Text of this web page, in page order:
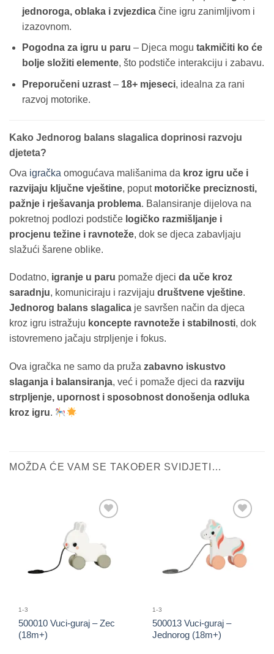
jednoroga, oblaka i zvjezdicačine igru zanimljivom i
izazovnom.
Pogodna za igru u paru – Djeca mogu takmičiti ko će
bolje složiti elemente, što podstiče interakciju i zabavu.
Preporučeni uzrast– 18+ mjeseci, idealna za rani
razvoj motorike.
Kako Jednorog balans slagalica doprinosi razvoju
djeteta?
Ova igračka omogućava mališanima da kroz igru uče i
razvijaju ključne vještine, poput motoričke preciznosti,
pažnje i rješavanja problema. Balansiranje dijelova na
pokretnoj podlozi podstiče logičko razmišljanje i
procjenu težine i ravnoteže, dok se djeca zabavljaju
slažući šarene oblike.
Dodatno, igranje u paru pomaže djeci da uče kroz
saradnju, komuniciraju i razvijaju društvene vještine.
Jednorog balans slagalica je savršen način da djeca
kroz igru istražuju koncepte ravnoteže i stabilnosti, dok
istovremeno jačaju strpljenje i fokus.
Ova igračka ne samo da pruža zabavno iskustvo
slaganja i balansiranja, već i pomaže djeci da razviju
strpljenje, upornost i sposobnost donošenja odluka
kroz igru.
MOŽDA ĆE VAM SE TAKOĐER SVIDJETI…
1-3
500010 Vuci-guraj – Zec
(18m+)
Sačuvaj
proizvod
1-3
500013 Vuci-guraj –
Jednorog (18m+)